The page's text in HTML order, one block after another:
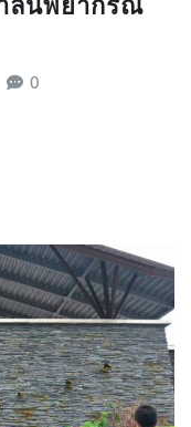
งจีน ฮวงจุ้ย
0